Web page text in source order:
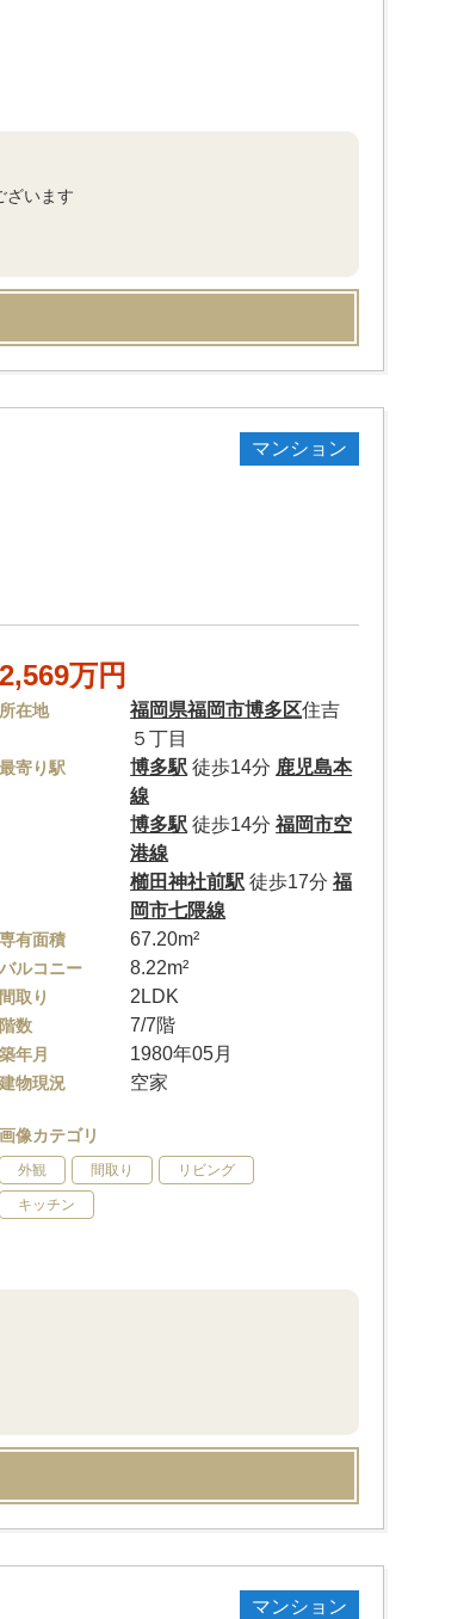
ざいます
マンション
2,569万円
所在地 福岡県福岡市博多区住吉
５丁目
最寄り駅 博多駅 徒歩14分 鹿児島本
線
博多駅 徒歩14分福岡市空
港線
櫛田神社前駅 徒歩17分福
岡市七隈線
専有面積 67.20m²
バルコニー 8.22m²
間取り 2LDK
階数 7/7階
築年月 1980年05月
建物現況 空家
画像カテゴリ
外観 間取り リビング
キッチン
マンション